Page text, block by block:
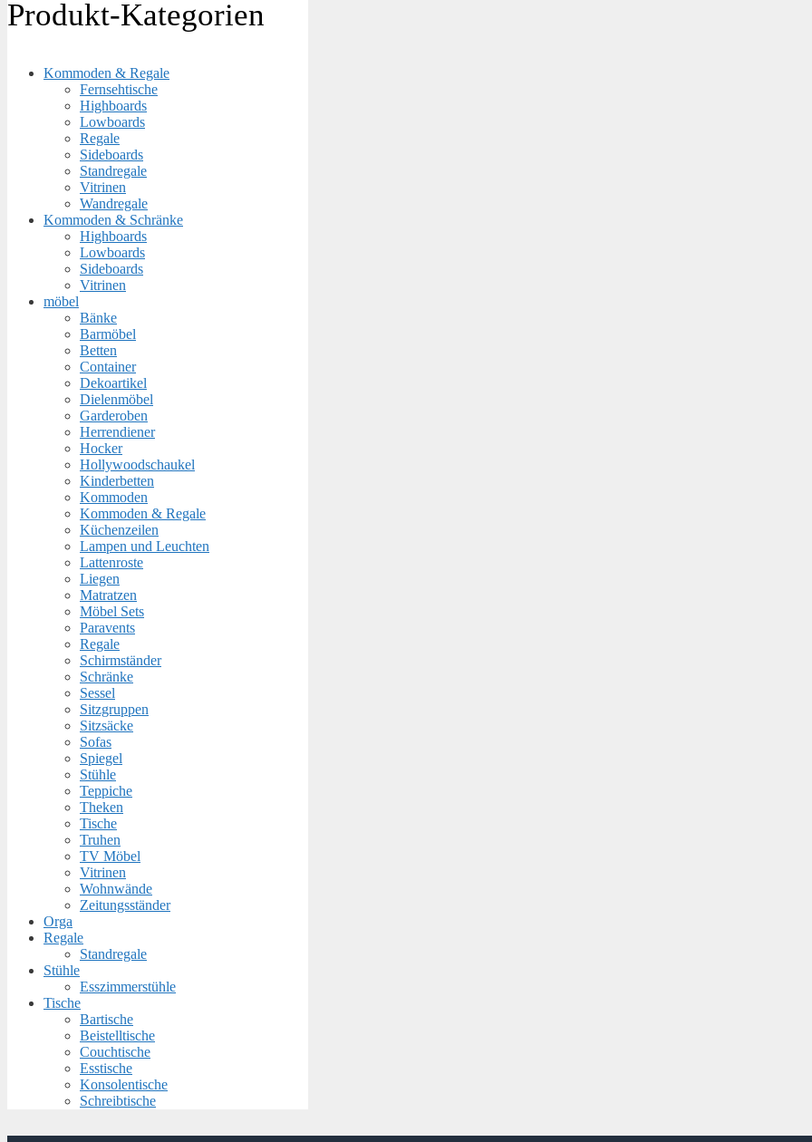
Produkt-Kategorien
Kommoden & Regale
Fernsehtische
Highboards
Lowboards
Regale
Sideboards
Standregale
Vitrinen
Wandregale
Kommoden & Schränke
Highboards
Lowboards
Sideboards
Vitrinen
möbel
Bänke
Barmöbel
Betten
Container
Dekoartikel
Dielenmöbel
Garderoben
Herrendiener
Hocker
Hollywoodschaukel
Kinderbetten
Kommoden
Kommoden & Regale
Küchenzeilen
Lampen und Leuchten
Lattenroste
Liegen
Matratzen
Möbel Sets
Paravents
Regale
Schirmständer
Schränke
Sessel
Sitzgruppen
Sitzsäcke
Sofas
Spiegel
Stühle
Teppiche
Theken
Tische
Truhen
TV Möbel
Vitrinen
Wohnwände
Zeitungsständer
Orga
Regale
Standregale
Stühle
Esszimmerstühle
Tische
Bartische
Beistelltische
Couchtische
Esstische
Konsolentische
Schreibtische